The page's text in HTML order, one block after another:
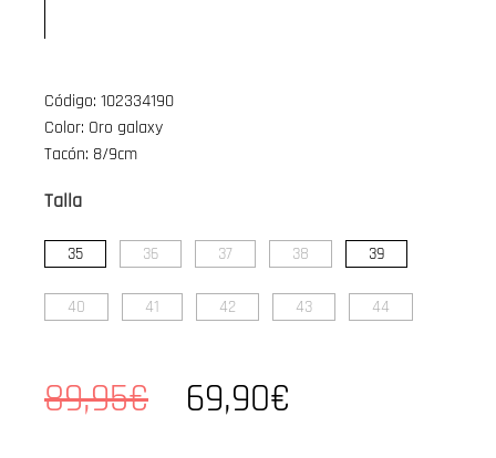
Código: 102334190
Color: Oro galaxy
Tacón: 8/9cm
Talla
35 36 37 38 39
40 41 42 43 44
89,95€ 69,90€